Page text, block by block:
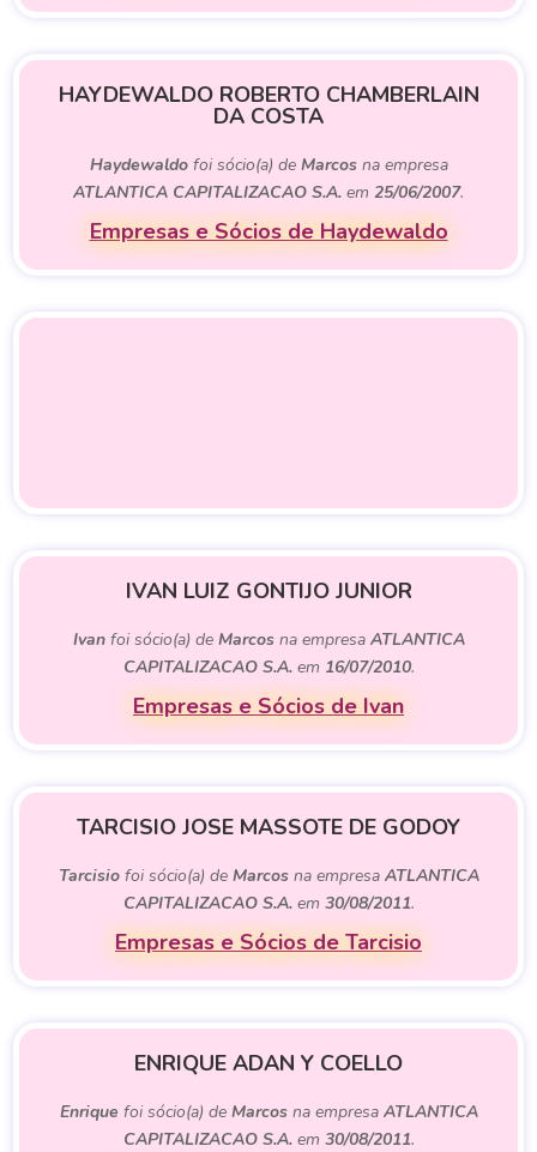
HAYDEWALDO ROBERTO CHAMBERLAIN
DA COSTA
Haydewaldofoi sócio(a) de Marcosna empresa
ATLANTICA CAPITALIZACAO S.A. em 25/06/2007.
Empresas e Sócios de Haydewaldo
IVAN LUIZ GONTIJO JUNIOR
Ivanfoi sócio(a) de Marcosna empresa ATLANTICA
CAPITALIZACAO S.A.em 16/07/2010.
Empresas e Sócios de Ivan
TARCISIO JOSE MASSOTE DE GODOY
Tarcisiofoi sócio(a) de Marcosna empresa ATLANTICA
CAPITALIZACAO S.A.em 30/08/2011.
Empresas e Sócios de Tarcisio
ENRIQUE ADAN Y COELLO
Enrique foi sócio(a) de Marcosna empresa ATLANTICA
CAPITALIZACAO S.A.em 30/08/2011.